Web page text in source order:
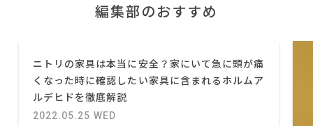
編集部のおすすめ
ニトリの家具は本当に安全？家にいて急に頭が痛
くなった時に確認したい家具に含まれるホルムア
ルデヒドを徹底解説
2022.05.25 WED